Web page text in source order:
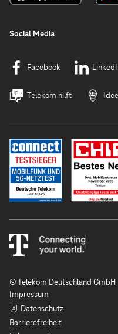
Social Media
Facebook
Telekom hilft
© Telekom Deutschland GmbH
Impressum
Datenschutz
Barrierefreiheit